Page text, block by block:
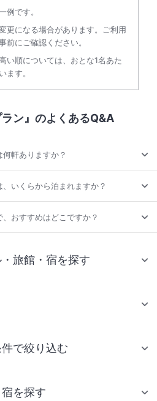
例です。
更になる場合があります。ご利用
前にご確認ください。
い順については、おとな1名あた
ます。
ン』のよくあるQ&A
軒ありますか？
いくらから泊まれますか？
おすすめはどこですか？
旅館・宿を探す
で絞り込む
を探す